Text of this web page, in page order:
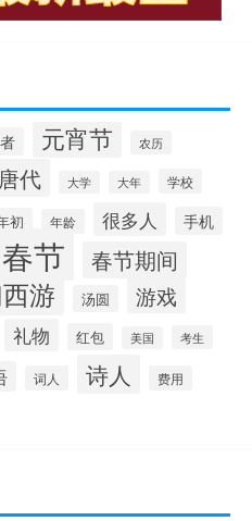
元宵节 农历
唐代 大学 大年 学校
初 年龄 很多人 手机
春节 春节期间
游 汤圆 游戏
礼物 红包 美国 考生
词人 诗人 费用